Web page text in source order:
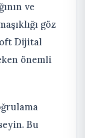
ve
göz
Dijital
önemli
Bu